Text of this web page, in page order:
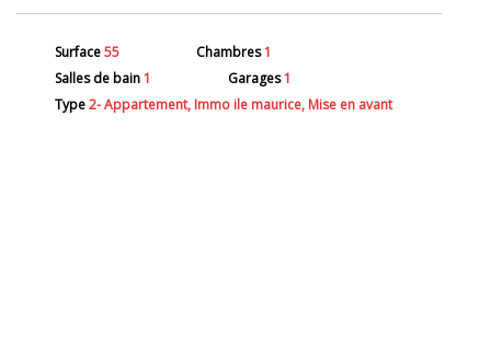
Surface55 Chambres1
Salles de bain1 Garages1
Type2- Appartement, Immo ile maurice, Mise en avant